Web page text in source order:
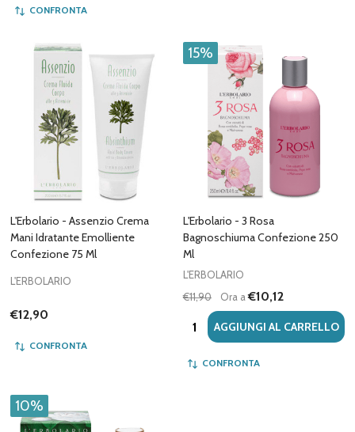
CONFRONTA
L'Erbolario - Assenzio Crema
Mani Idratante Emolliente
Confezione 75 Ml
L'ERBOLARIO
€12,90
CONFRONTA
15%
L'Erbolario - 3 Rosa
Bagnoschiuma Confezione 250
Ml
L'ERBOLARIO
€11,90
Ora a€10,12
Quantità:AGGIUNGI AL CARRELLO
CONFRONTA
10%